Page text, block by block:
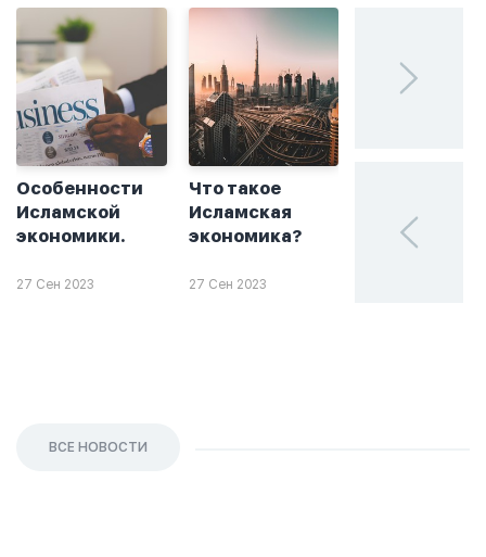
Особенности
Исламской
экономики.
27 Сен 2023
Что такое
Исламская
экономика?
27 Сен 2023
халяльное
ВСЕ НОВОСТИ